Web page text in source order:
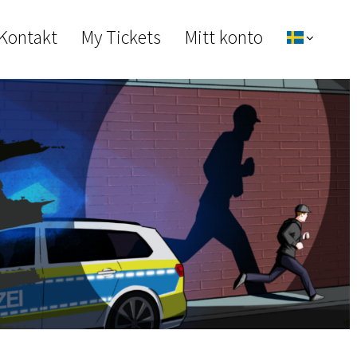
My Tickets Mitt konto